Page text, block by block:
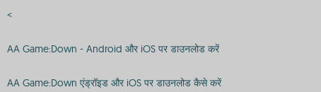
<
AA Game:Down - Android और iOS पर डाउनलोड करें
AA Game:Down एंड्रॉइड और iOS पर डाउनलोड कैसे करें